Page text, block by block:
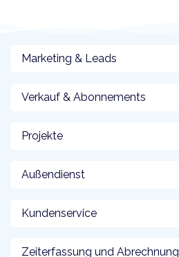
Marketing & Leads
Verkauf & Abonnements
Projekte
Außendienst
Kundenservice
Zeiterfassung und Abrechnung